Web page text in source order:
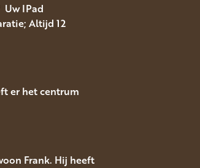
Uw IPad
Altijd 12
er het centrum
Frank. Hij heeft